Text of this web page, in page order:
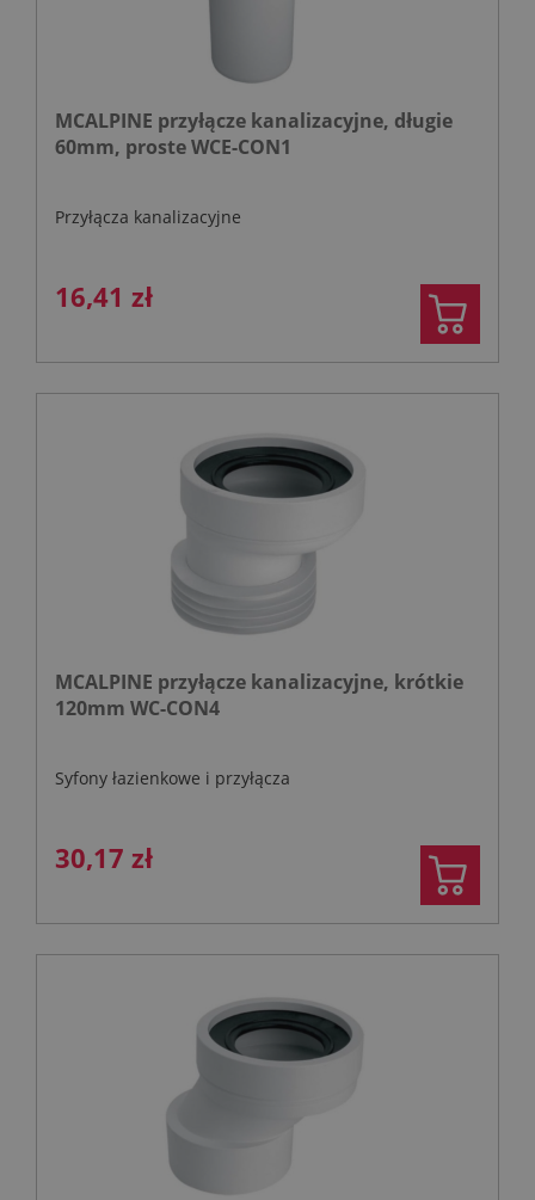
MCALPINE przyłącze kanalizacyjne, długie
60mm, proste WCE-CON1
Przyłącza kanalizacyjne
16,41 zł
MCALPINE przyłącze kanalizacyjne, krótkie
120mm WC-CON4
Syfony łazienkowe i przyłącza
30,17 zł